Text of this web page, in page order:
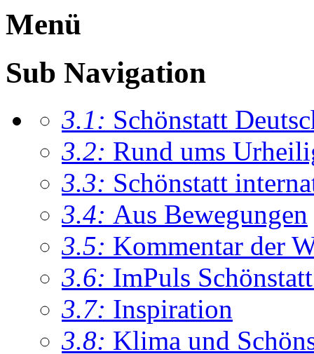
Menü
Sub Navigation
3.1: Schönstatt
3.2: Rund ums
3.3: Schönstatt
3.4: Aus Bewegungen
3.5: Kommentar der
3.6: ImPuls
3.7: Inspiration
3.8: Klima und